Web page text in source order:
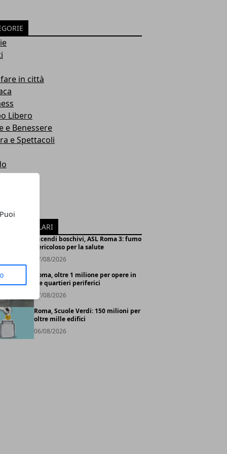
fare in città
Libero
e Benessere
e Spettacoli
POPOLARI
Incendi boschivi, ASL Roma 3: fumo
pericoloso per la salute
07/08/2026
Roma, oltre 1 milione per opere in
tre quartieri periferici
07/08/2026
Roma, Scuole Verdi: 150 milioni per
oltre mille edifici
06/08/2026